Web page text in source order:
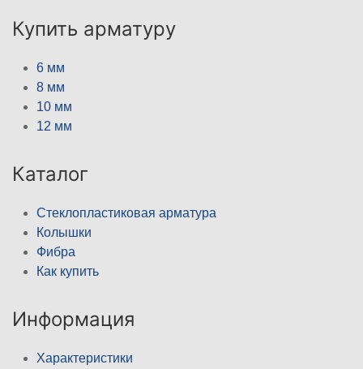
Купить арматуру
6 мм
8 мм
10 мм
12 мм
Каталог
Стеклопластиковая арматура
Колышки
Фибра
Как купить
Информация
Характеристики